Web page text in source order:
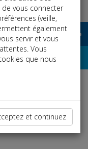
vous connecter
(veille,
également
servir et vous
Vous
que nous
et continuez